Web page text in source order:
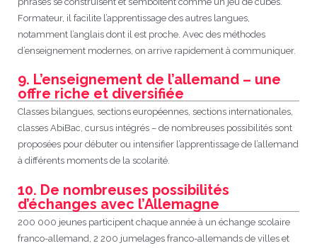
Formateur, il facilite l’apprentissage des autres langues,
notamment l’anglais dont il est proche. Avec des méthodes
d’enseignement modernes, on arrive rapidement à communiquer.
9. L’enseignement de l’allemand – une
offre riche et diversifiée
Classes bilangues, sections européennes, sections internationales,
classes AbiBac, cursus intégrés – de nombreuses possibilités sont
proposées pour débuter ou intensifier l’apprentissage de l’allemand
à différents moments de la scolarité.
10. De nombreuses possibilités
d’échanges avec l’Allemagne
200 000 jeunes participent chaque année à un échange scolaire
franco-allemand, 2 200 jumelages franco-allemands de villes et